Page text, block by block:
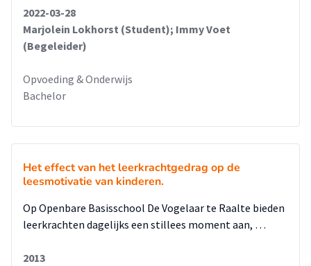
2022-03-28
Marjolein Lokhorst (Student); Immy Voet
(Begeleider)
Opvoeding & Onderwijs
Bachelor
Het effect van het leerkrachtgedrag op de
leesmotivatie van kinderen.
Op Openbare Basisschool De Vogelaar te Raalte bieden
leerkrachten dagelijks een stillees moment aan, …
2013